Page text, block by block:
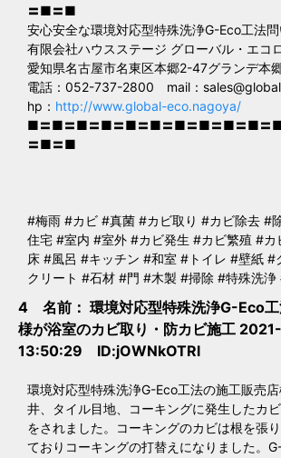
〓■〓■
安心安全な環境対応型特殊洗浄G-Eco工法
有限会社ハウスステージ グローバル・エコ
愛知県名古屋市名東区本郷2-47グランデ本
電話：052-737-2800 mail：
hp： http://www.global-eco.nagoya/
■〓■〓■〓■〓■〓■〓■〓■〓■〓■〓
〓■〓■
#梅雨 #カビ #真菌 #カビ取り #カビ除去 #
住宅 #室内 #室外 #カビ発生 #カビ繁殖 #
床 #風呂 #キッチン #和室 #トイレ #壁紙 #
クリート #石材 #門 #木製 #掃除 #特殊洗浄
4 名前： 環境対応型特殊洗浄G-Eco
様が浴室のカビ取り・防カビ施工
13:50:29 ID:jOWNkOTRl
環境対応型特殊洗浄G-Eco工法の施工販売
井、タイル目地、コーキングに発生したカ
をされました。コーキングのカビは根を張
ておりコーキングの打替えになりました。